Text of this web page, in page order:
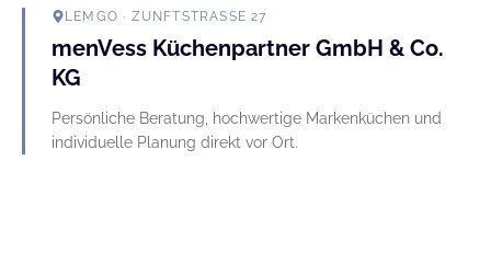
LEMGO · ZUNFTSTRASSE 27
menVess Küchenpartner GmbH & Co.
KG
Persönliche Beratung, hochwertige Markenküchen und
individuelle Planung direkt vor Ort.